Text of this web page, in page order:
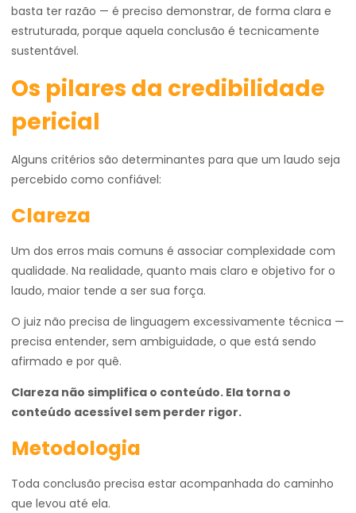
basta ter razão — é preciso demonstrar, de forma clara e
estruturada, porque aquela conclusão é tecnicamente
sustentável.
Os pilares da credibilidade
pericial
Alguns critérios são determinantes para que um laudo seja
percebido como confiável:
Clareza
Um dos erros mais comuns é associar complexidade com
qualidade. Na realidade, quanto mais claro e objetivo for o
laudo, maior tende a ser sua força.
O juiz não precisa de linguagem excessivamente técnica —
precisa entender, sem ambiguidade, o que está sendo
afirmado e por quê.
Clareza não simplifica o conteúdo. Ela torna o
conteúdo acessível sem perder rigor.
Metodologia
Toda conclusão precisa estar acompanhada do caminho
que levou até ela.